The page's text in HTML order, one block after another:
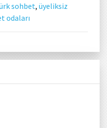
sohbet, üyeliksiz
odaları